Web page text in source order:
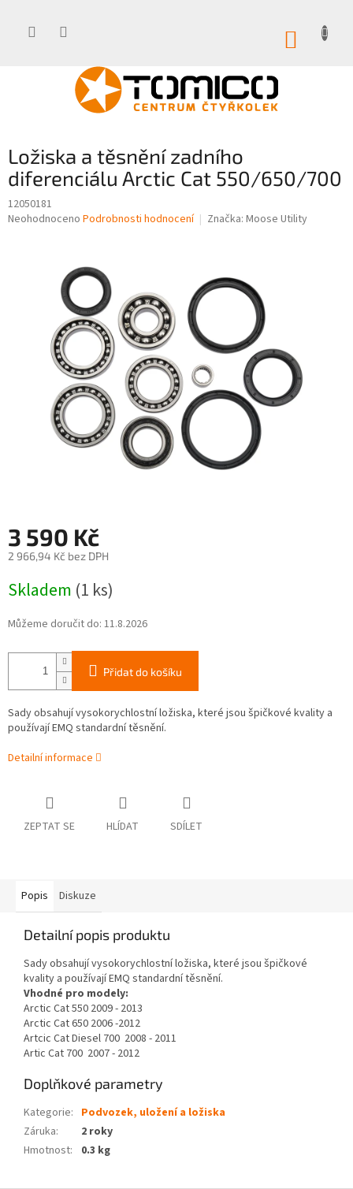
Ložiska a těsnění zadního
diferenciálu Arctic Cat 550/650/700
12050181
Průměrné
Neohodnoceno Podrobnosti hodnocení Značka: Moose Utility
3 590 Kč
2 966,94 Kč bez DPH
cena:
Skladem (1 ks)
Můžeme doručit do: 11.8.2026
Přidat do košíku
Sady obsahují vysokorychlostní ložiska, které jsou špičkové kvality a
používají EMQ standardní těsnění.
Detailní informace
ZEPTAT SE HLÍDAT SDÍLET
Popis Diskuze
Detailní popis produktu
Sady obsahují vysokorychlostní ložiska, které jsou špičkové
kvality a používají EMQ standardní těsnění.
Vhodné pro modely:
Arctic Cat 550 2009 - 2013
Arctic Cat 650 2006 -2012
Artcic Cat Diesel 700 2008 - 2011
Artic Cat 700 2007 - 2012
Doplňkové parametry
Kategorie: Podvozek, uložení a ložiska
Záruka:
2 roky
Hmotnost: 0.3 kg